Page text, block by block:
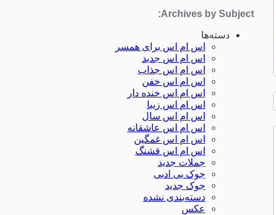
Archives by Subject:
دسته‌ها
اس ام اس برای همسر
اس ام اس جدید
اس ام اس جذاب
اس ام اس خفن
اس ام اس خنده دار
اس ام اس زیبا
اس ام اس سال
اس ام اس عاشقانه
اس ام اس غمگین
اس ام اس قشنگ
جملات جدید
جوک بی ادبی
جوک جدید
دسته‌بندی نشده
عکس